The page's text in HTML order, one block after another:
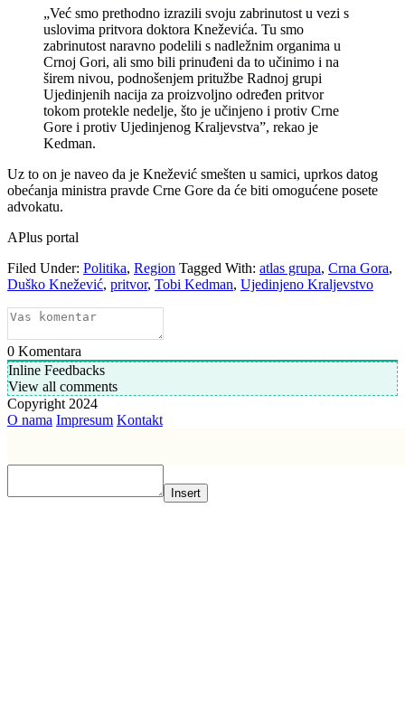
„Već smo prethodno izrazili svoju zabrinutost u vezi s
uslovima pritvora doktora Kneževića. Tu smo
zabrinutost naravno podelili s nadležnim organima u
Crnoj Gori, ali smo bili prinuđeni da to učinimo i na
širem nivou, podnošenjem pritužbe Radnoj grupi
Ujedinjenih nacija za proizvoljno određen pritvor
tokom protekle nedelje, što je učinjeno i protiv Crne
Gore i protiv Ujedinjenog Kraljevstva”, rekao je
Kedman.
Uz to on je naveo da je Knežević smešten u samici, uprkos datog
obećanja ministra pravde Crne Gore da će biti omogućene posete
advokatu.
APlus portal
Filed Under: Politika, Region Tagged With: atlas grupa, Crna Gora,
Duško Knežević, pritvor, Tobi Kedman, Ujedinjeno Kraljevstvo
0 Komentara
Inline Feedbacks
View all comments
Copyright 2024
O nama Impresum Kontakt
Insert